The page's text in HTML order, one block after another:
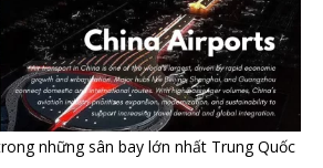
những sân bay lớn nhất Trung Quốc